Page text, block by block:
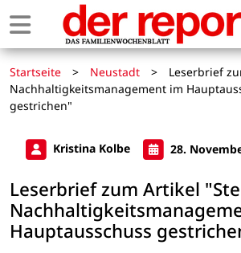
Startseite > Neustadt >
Leserbrief
Nachhaltigkeitsmanagement im
gestrichen"
Kristina Kolbe 28.
Leserbrief zum Artikel
Hauptausschuss